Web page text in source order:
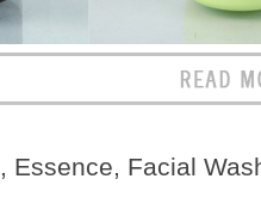
, Essence, Facial